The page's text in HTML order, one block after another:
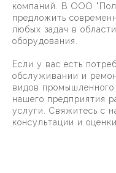
компаний. В ООО
предложить
любых задач в
оборудования.
Если у вас есть
обслуживании и
видов промышленного
нашего предприятия
услуги. Свяжитесь с
консультации и